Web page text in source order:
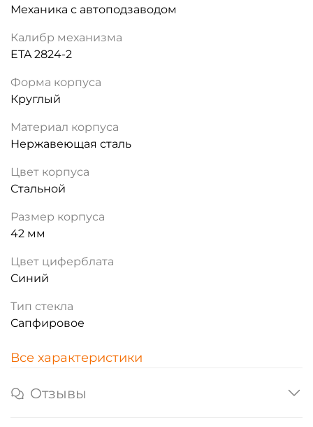
Механика с автоподзаводом
Калибр механизма
ETA 2824-2
Форма корпуса
Круглый
Материал корпуса
Нержавеющая сталь
Цвет корпуса
Стальной
Размер корпуса
42 мм
Цвет циферблата
Синий
Тип стекла
Сапфировое
Все характеристики
Отзывы